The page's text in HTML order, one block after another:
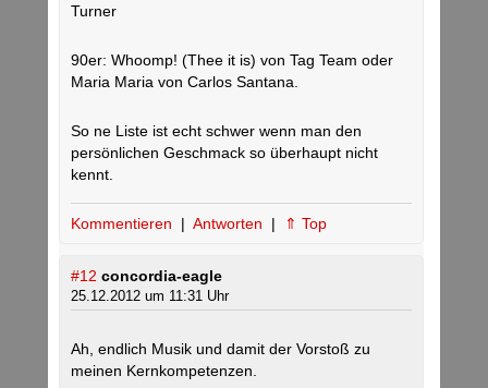
Turner
90er: Whoomp! (Thee it is) von Tag Team oder
Maria Maria von Carlos Santana.
So ne Liste ist echt schwer wenn man den
persönlichen Geschmack so überhaupt nicht
kennt.
Kommentieren | Antworten | ⇑ Top
#12 concordia-eagle
25.12.2012 um 11:31 Uhr
Ah, endlich Musik und damit der Vorstoß zu
meinen Kernkompetenzen.